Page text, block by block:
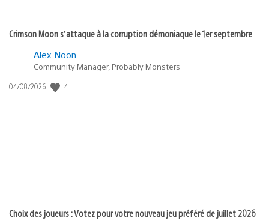
Crimson Moon s’attaque à la corruption démoniaque le 1er septembre
Alex Noon
Community Manager, Probably Monsters
Date
04/08/2026 4
Choix des joueurs : Votez pour votre nouveau jeu préféré de juillet 2026